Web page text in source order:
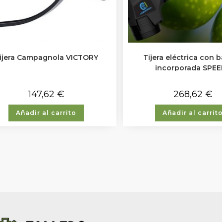
Campagnola VICTORY
147,62 €
Añadir al carrito
Tijera eléctrica con
incorporada
268,62 €
Añadir al